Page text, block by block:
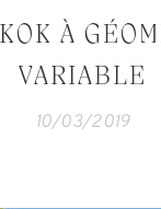
À
VARIABLE
10/03/2019